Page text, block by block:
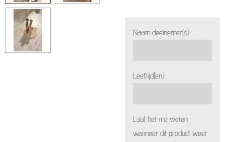
Naam deelnemer(s):
Leeftijd(en):
Laat het me weten
wanneer dit product weer